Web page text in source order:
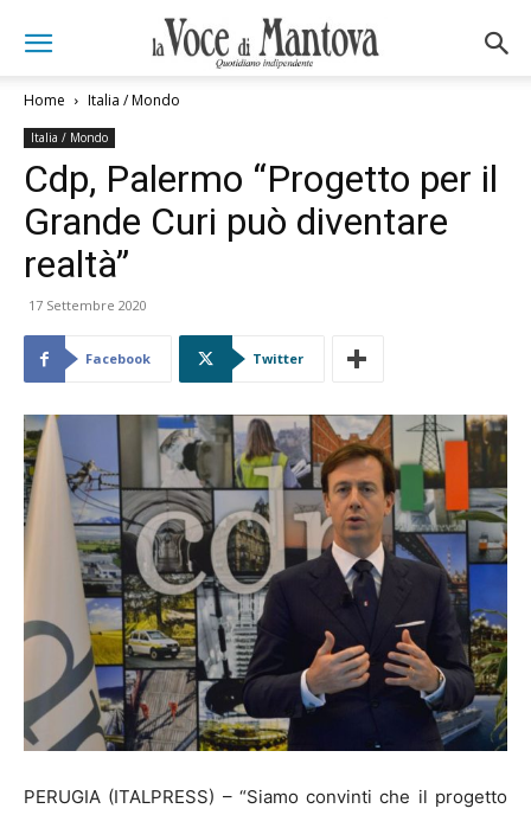
Home Italia / Mondo
Italia / Mondo
Cdp, Palermo “Progetto per il
Grande Curi può diventare
realtà”
17 Settembre 2020
Facebook Twitter
PERUGIA (ITALPRESS) – “Siamo convinti che il progetto